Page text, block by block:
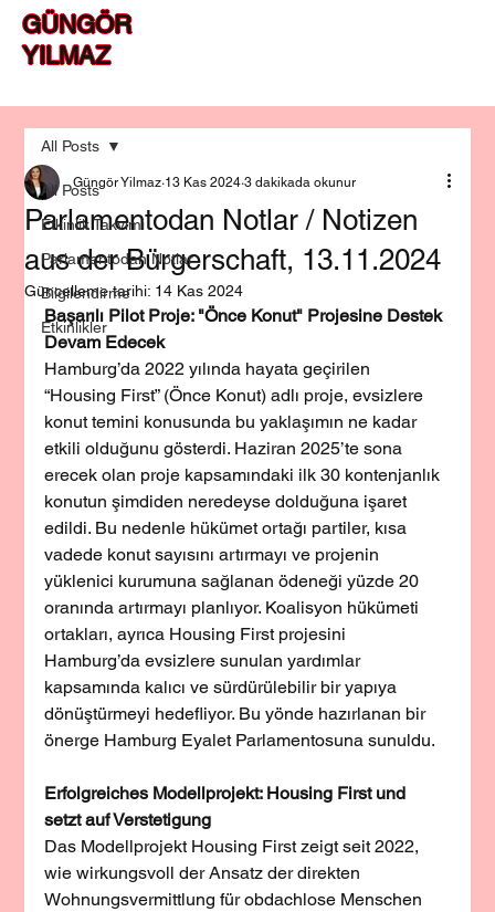
GÜNGÖR
YILMAZ
All Posts
Etkinlik Takvimi
Parlamentodan Notlar
Bilgilendirme
Etkinlikler
All Posts
Parlamentodan Notlar / Notizen
aus der Bürgerschaft, 13.11.2024
Güngör Yilmaz 13 Kas 2024 3 dakikada okunur
Güncelleme tarihi: 14 Kas 2024
Başarılı Pilot Proje: "Önce Konut" Projesine Destek
Devam Edecek
Hamburg’da 2022 yılında hayata geçirilen
“Housing First” (Önce Konut) adlı proje, evsizlere
konut temini konusunda bu yaklaşımın ne kadar
etkili olduğunu gösterdi. Haziran 2025’te sona
erecek olan proje kapsamındaki ilk 30 kontenjanlık
konutun şimdiden neredeyse dolduğuna işaret
edildi. Bu nedenle hükümet ortağı partiler, kısa
vadede konut sayısını artırmayı ve projenin
yüklenici kurumuna sağlanan ödeneği yüzde 20
oranında artırmayı planlıyor. Koalisyon hükümeti
ortakları, ayrıca Housing First projesini
Hamburg’da evsizlere sunulan yardımlar
kapsamında kalıcı ve sürdürülebilir bir yapıya
dönüştürmeyi hedefliyor. Bu yönde hazırlanan bir
önerge Hamburg Eyalet Parlamentosuna sunuldu.
Erfolgreiches Modellprojekt: Housing First und
setzt auf Verstetigung
Das Modellprojekt Housing First zeigt seit 2022,
wie wirkungsvoll der Ansatz der direkten
Wohnungsvermittlung für obdachlose Menschen